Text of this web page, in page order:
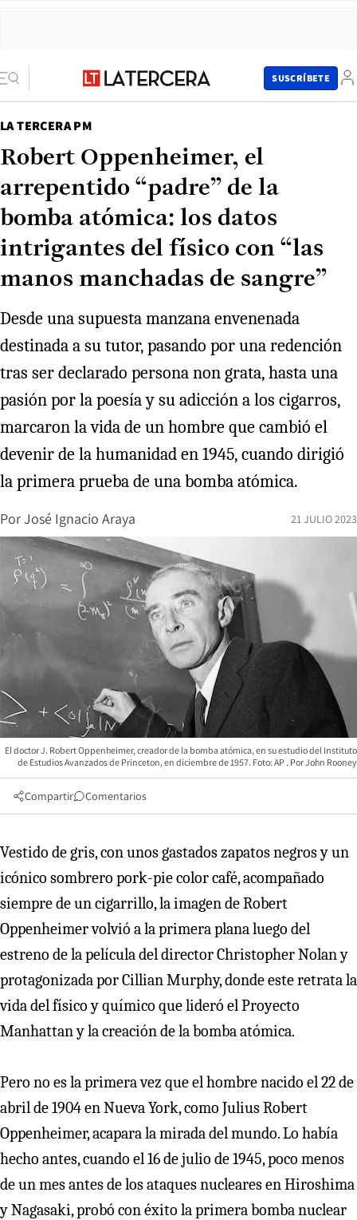
SUSCRÍBETE
LA TERCERA PM
Robert Oppenheimer, el
arrepentido “padre” de la
bomba atómica: los datos
intrigantes del físico con “las
manos manchadas de sangre”
Desde una supuesta manzana envenenada
destinada a su tutor, pasando por una redención
tras ser declarado persona non grata, hasta una
pasión por la poesía y su adicción a los cigarros,
marcaron la vida de un hombre que cambió el
devenir de la humanidad en 1945, cuando dirigió
la primera prueba de una bomba atómica.
PorJosé Ignacio Araya 21 JULIO 2023
El doctor J. Robert Oppenheimer, creador de la bomba atómica, en su estudio del Instituto
de Estudios Avanzados de Princeton, en diciembre de 1957. Foto: AP
John Rooney
Compartir Comentarios
Vestido de gris, con unos gastados zapatos negros y un
icónico sombrero pork-pie color café, acompañado
siempre de un cigarrillo, la imagen de Robert
Oppenheimer volvió a la primera plana luego del
estreno de la película del director Christopher Nolan y
protagonizada por Cillian Murphy, donde este retrata la
vida del físico y químico que lideró el Proyecto
Manhattan y la creación de la bomba atómica.
Pero no es la primera vez que el hombre nacido el 22 de
abril de 1904 en Nueva York, como Julius Robert
Oppenheimer, acapara la mirada del mundo. Lo había
hecho antes, cuando el 16 de julio de 1945, poco menos
de un mes antes de los ataques nucleares en Hiroshima
y Nagasaki, probó con éxito la primera bomba nuclear